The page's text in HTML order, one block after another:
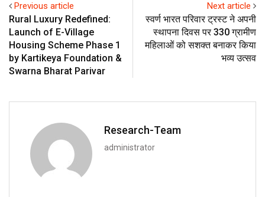
Previous article
Rural Luxury Redefined:
Launch of E-Village
Housing Scheme Phase 1
by Kartikeya Foundation &
Swarna Bharat Parivar
Next article
स्वर्ण भारत परिवार ट्रस्ट ने अपनी
स्थापना दिवस पर 330 ग्रामीण
महिलाओं को सशक्त बनाकर किया
भव्य उत्सव
Research-Team
administrator